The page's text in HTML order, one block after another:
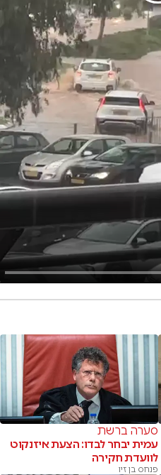
סערה ברשת
עמית יבחר לבדו: הצעת איזנקוט
לוועדת חקירה
פנחס בן זיו